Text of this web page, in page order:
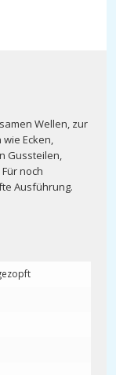
Wellen, zur
Ecken,
Gussteilen,
noch
Ausführung.